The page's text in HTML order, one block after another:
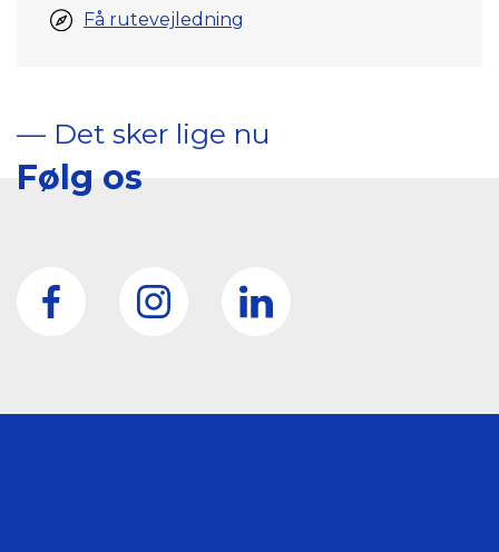
Få rutevejledning
–– Det sker lige nu
Følg os